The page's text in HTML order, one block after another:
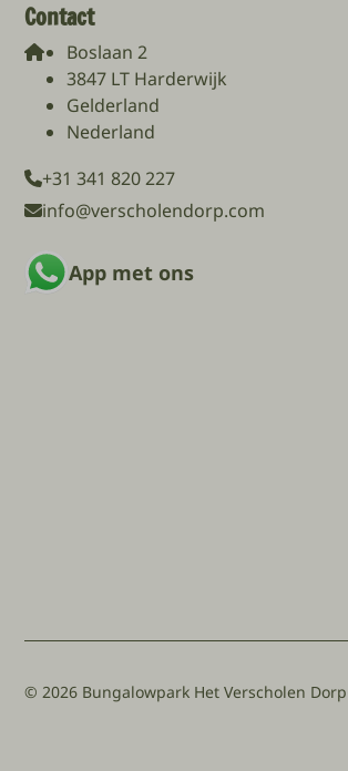
Contact
Boslaan 2
3847 LT Harderwijk
Gelderland
Nederland
+31 341 820 227
info@verscholendorp.com
App met ons
© 2026 Bungalowpark Het Verscholen Dorp